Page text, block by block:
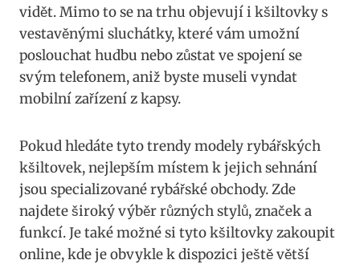
vidět. ​Mimo to se na trhu objevují i kšiltovky s
vestavěnými sluchátky, které vám umožní
poslouchat hudbu nebo⁢ zůstat ve spojení se
svým ⁢telefonem,‌ aniž ⁣byste​ museli vyndat
mobilní ⁣zařízení z kapsy.
Pokud hledáte‌ tyto ‌trendy ‌modely rybářských
⁣kšiltovek, nejlepším místem k jejich sehnání
jsou specializované rybářské‌ obchody. Zde​
najdete ⁣široký výběr různých ‌stylů, značek​ a⁢
funkcí.⁢ Je také ‍možné si tyto kšiltovky zakoupit
online, kde​ je obvykle ‌k dispozici ještě větší